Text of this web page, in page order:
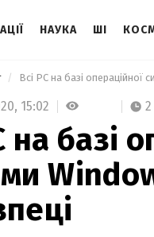
НАУКА ШІ
Всі PC на базі операційної
15:02
на базі